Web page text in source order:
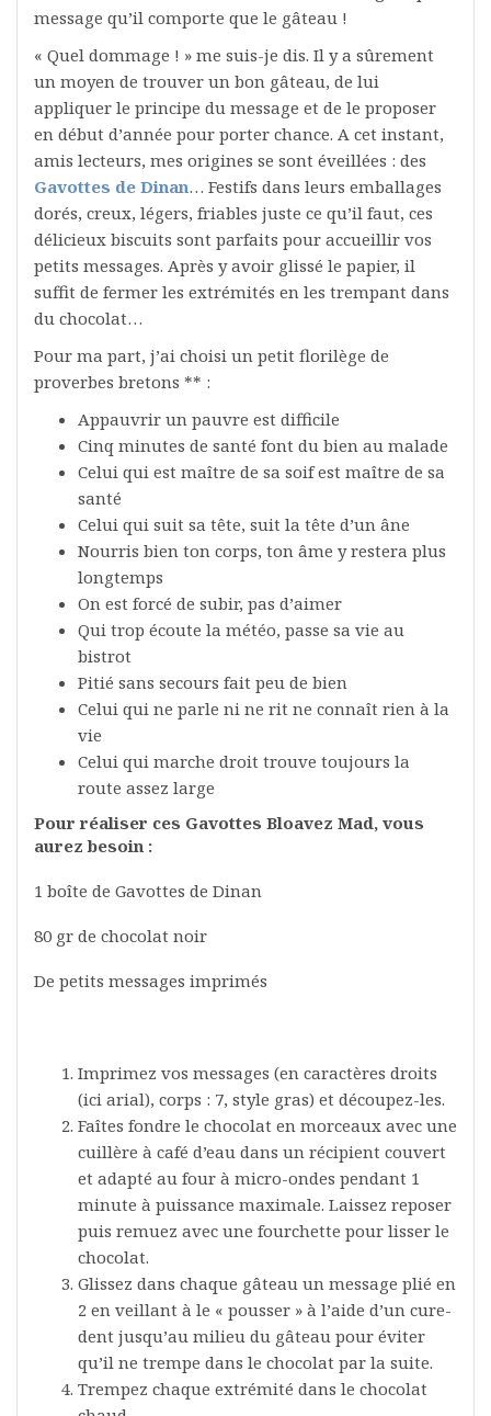
message qu’il comporte que le gâteau !
« Quel dommage ! » me suis-je dis. Il y a sûrement
un moyen de trouver un bon gâteau, de lui
appliquer le principe du message et de le proposer
en début d’année pour porter chance. A cet instant,
amis lecteurs, mes origines se sont éveillées : des
Gavottes de Dinan… Festifs dans leurs emballages
dorés, creux, légers, friables juste ce qu’il faut, ces
délicieux biscuits sont parfaits pour accueillir vos
petits messages. Après y avoir glissé le papier, il
suffit de fermer les extrémités en les trempant dans
du chocolat…
Pour ma part, j’ai choisi un petit florilège de
proverbes bretons ** :
Appauvrir un pauvre est difficile
Cinq minutes de santé font du bien au malade
Celui qui est maître de sa soif est maître de sa
santé
Celui qui suit sa tête, suit la tête d’un âne
Nourris bien ton corps, ton âme y restera plus
longtemps
On est forcé de subir, pas d’aimer
Qui trop écoute la météo, passe sa vie au
bistrot
Pitié sans secours fait peu de bien
Celui qui ne parle ni ne rit ne connaît rien à la
vie
Celui qui marche droit trouve toujours la
route assez large
Pour réaliser ces Gavottes Bloavez Mad, vous
aurez besoin :
1 boîte de Gavottes de Dinan
80 gr de chocolat noir
De petits messages imprimés
Imprimez vos messages (en caractères droits
(ici arial), corps : 7, style gras) et découpez-les.
Faîtes fondre le chocolat en morceaux avec une
cuillère à café d’eau dans un récipient couvert
et adapté au four à micro-ondes pendant 1
minute à puissance maximale. Laissez reposer
puis remuez avec une fourchette pour lisser le
chocolat.
Glissez dans chaque gâteau un message plié en
2 en veillant à le « pousser » à l’aide d’un cure-
dent jusqu’au milieu du gâteau pour éviter
qu’il ne trempe dans le chocolat par la suite.
Trempez chaque extrémité dans le chocolat